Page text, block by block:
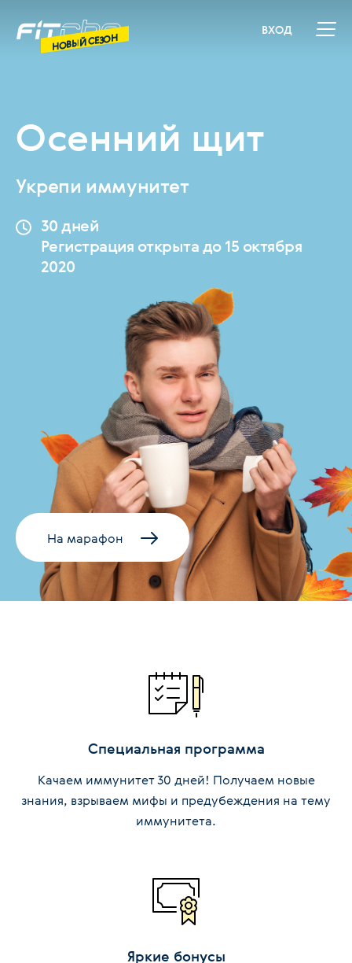
Осенний щит
Укрепи иммунитет
30 дней
Регистрация открыта до 15 октября
2020
На марафон
НОВЫЙ СЕЗОН
ВХОД
Специальная программа
Качаем иммунитет 30 дней! Получаем новые
знания, взрываем мифы и предубеждения на тему
иммунитета.
Яркие бонусы